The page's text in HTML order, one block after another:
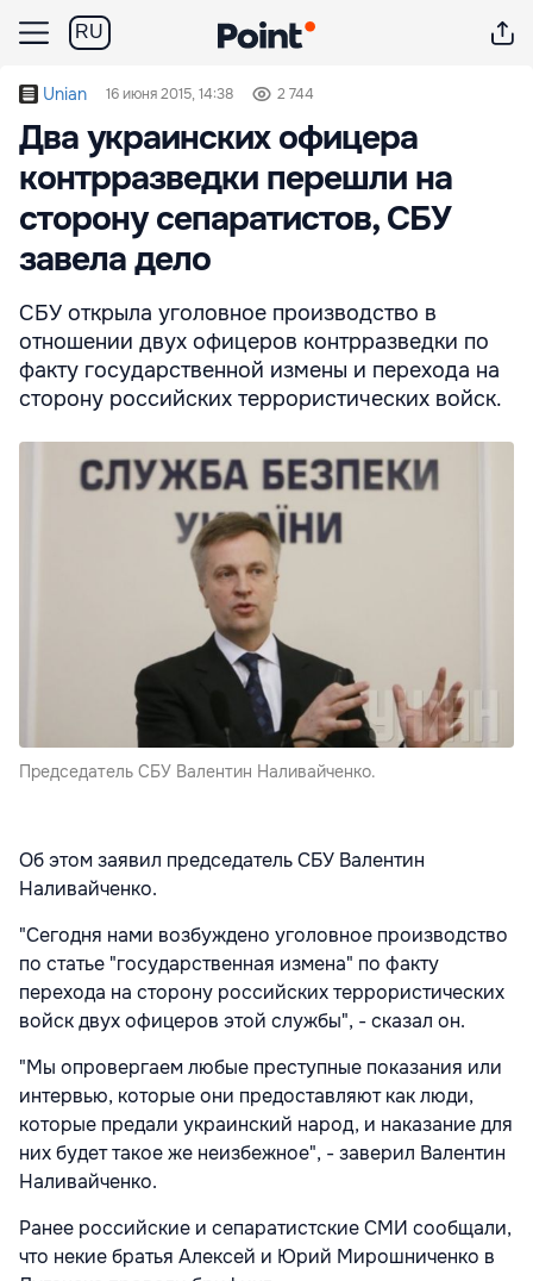
RU
Unian 16 июня 2015, 14:38 2 744
Два украинских офицера
контрразведки перешли на
сторону сепаратистов, СБУ
завела дело
СБУ открыла уголовное производство в
отношении двух офицеров контрразведки по
факту государственной измены и перехода на
сторону российских террористических войск.
Председатель СБУ Валентин Наливайченко.
Об этом заявил председатель СБУ Валентин
Наливайченко.
"Сегодня нами возбуждено уголовное производство
по статье "государственная измена" по факту
перехода на сторону российских террористических
войск двух офицеров этой службы", - сказал он.
"Мы опровергаем любые преступные показания или
интервью, которые они предоставляют как люди,
которые предали украинский народ, и наказание для
них будет такое же неизбежное", - заверил Валентин
Наливайченко.
Ранее российские и сепаратистские СМИ сообщали,
что некие братья Алексей и Юрий Мирошниченко в